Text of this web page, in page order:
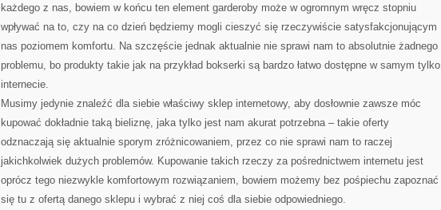
każdego z nas, bowiem w końcu ten element garderoby może w ogromnym wręcz stopniu
wpływać na to, czy na co dzień będziemy mogli cieszyć się rzeczywiście satysfakcjonującym
nas poziomem komfortu. Na szczęście jednak aktualnie nie sprawi nam to absolutnie żadnego
problemu, bo produkty takie jak na przykład bokserki są bardzo łatwo dostępne w samym tylko
internecie.
Musimy jedynie znaleźć dla siebie właściwy sklep internetowy, aby dosłownie zawsze móc
kupować dokładnie taką bieliznę, jaka tylko jest nam akurat potrzebna – takie oferty
odznaczają się aktualnie sporym zróżnicowaniem, przez co nie sprawi nam to raczej
jakichkolwiek dużych problemów. Kupowanie takich rzeczy za pośrednictwem internetu jest
oprócz tego niezwykle komfortowym rozwiązaniem, bowiem możemy bez pośpiechu zapoznać
się tu z ofertą danego sklepu i wybrać z niej coś dla siebie odpowiedniego.